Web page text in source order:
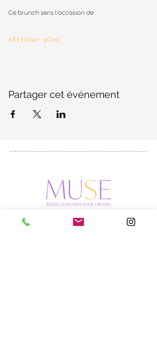
Ce brunch sera l’occasion de :
Afficher plus
Partager cet événement